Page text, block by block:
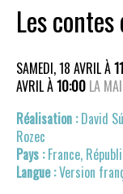
Les
SAMEDI, 18 AVRIL À
AVRIL À10:00 LA
David
Rozec
France,
Version